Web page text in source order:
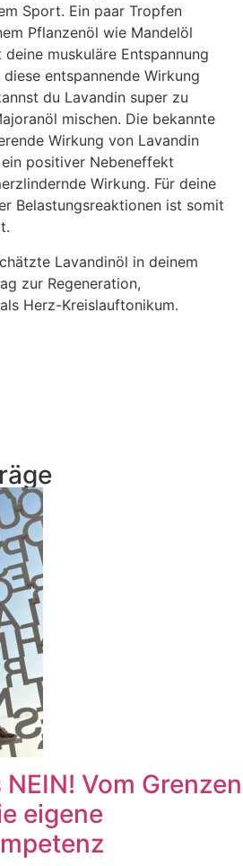
Sport. Ein paar Tropfen
Pflanzenöl wie Mandelöl
muskuläre Entspannung
entspannende Wirkung
du Lavandin super zu
mischen. Die bekannte
Wirkung von Lavandin
positiver Nebeneffekt
Wirkung. Für deine
Belastungsreaktionen ist somit
Lavandinöl in deinem
zur Regeneration,
Herz-Kreislauftonikum.
Vom Grenzen
eigene